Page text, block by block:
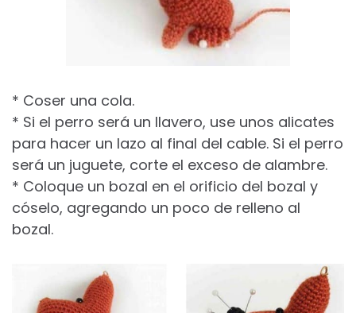
* Coser una cola.
* Si el perro será un llavero, use unos alicates
para hacer un lazo al final del cable. Si el perro
será un juguete, corte el exceso de alambre.
* Coloque un bozal en el orificio del bozal y
cóselo, agregando un poco de relleno al
bozal.